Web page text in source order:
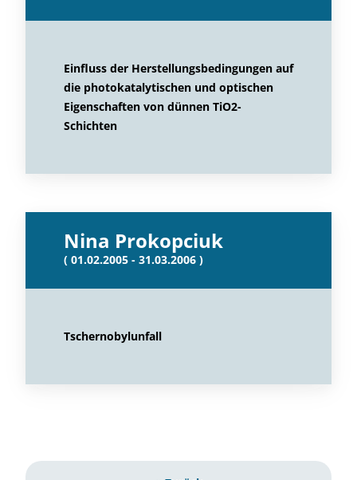
Einfluss der Herstellungsbedingungen auf
die photokatalytischen und optischen
Eigenschaften von dünnen TiO2-
Schichten
Nina Prokopciuk
( 01.02.2005 - 31.03.2006 )
Tschernobylunfall